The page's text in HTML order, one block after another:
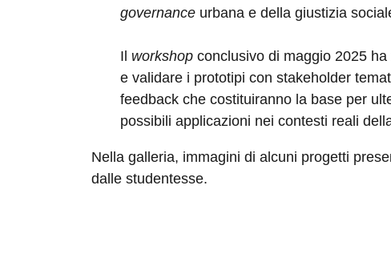
governance urbana e della giustizia
Il workshop conclusivo di maggio 2025
e validare i prototipi con stakeholder
feedback che costituiranno la base per
possibili applicazioni nei contesti reali
Nella galleria, immagini di alcuni progetti
dalle studentesse.